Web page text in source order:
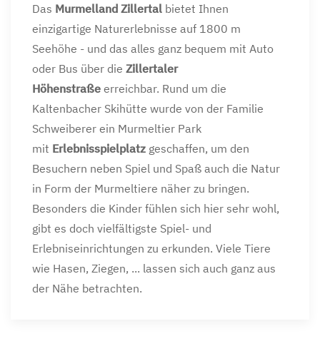
Das Murmelland Zillertal bietet Ihnen
einzigartige Naturerlebnisse auf 1800 m
Seehöhe - und das alles ganz bequem mit Auto
oder Bus über die Zillertaler
Höhenstraße erreichbar. Rund um die
Kaltenbacher Skihütte wurde von der Familie
Schweiberer ein Murmeltier Park
mit Erlebnisspielplatz geschaffen, um den
Besuchern neben Spiel und Spaß auch die Natur
in Form der Murmeltiere näher zu bringen.
Besonders die Kinder fühlen sich hier sehr wohl,
gibt es doch vielfältigste Spiel- und
Erlebniseinrichtungen zu erkunden. Viele Tiere
wie Hasen, Ziegen, ... lassen sich auch ganz aus
der Nähe betrachten.